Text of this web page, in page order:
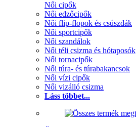
Női cipők
Női edzőcipők
Női flip-flopok és csúszdák
Női sportcipők
Női szandálok
Női téli csizma és hótaposók
Női tornacipők
Női túra- és túrabakancsok
Női vízi cipők
Női vizálló csizma
Láss többet...